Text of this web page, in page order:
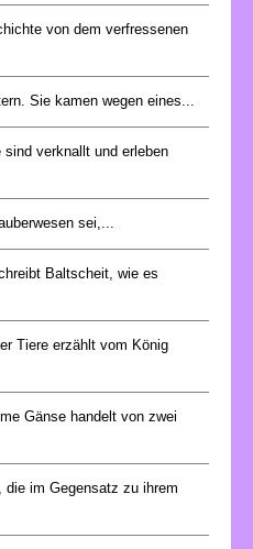
von dem verfressenen
Sie kamen wegen eines...
verknallt und erleben
sei,...
Baltscheit, wie es
Tiere erzählt vom König
Gänse handelt von zwei
die im Gegensatz zu ihrem